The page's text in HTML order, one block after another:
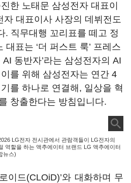
한 노태문 삼성전자 대표이
자 대표이사 사장의 데뷔전도
. 직무대행 꼬리표를 떼고 정
표는 ‘더 퍼스트 룩’ 프레스
동반자’라는 삼성전자의 AI
를 위해 삼성전자는 연간 4
를 하나로 연결해, 일상을 혁
창출한다는 방침입니다.
LG전자 전시관에서 관람객들이 LG전자의
역할을 하는 액추에이터 브랜드 LG 액추에이터
뉴스)
이드(CLOiD)’와 대화하며 무